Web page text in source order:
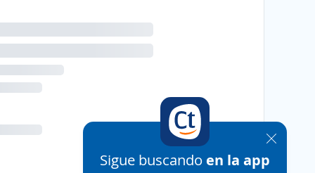
Sigue buscando en la app